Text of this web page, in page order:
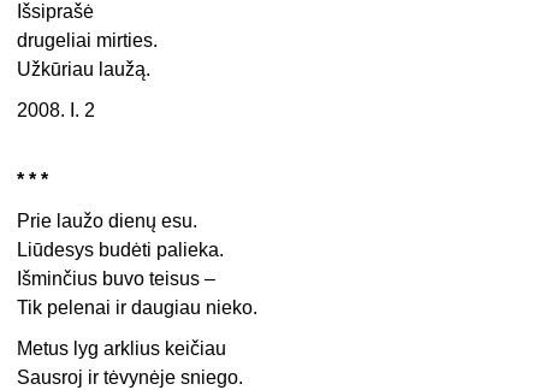
Išsiprašė
drugeliai mirties.
Užkūriau laužą.
2008. I. 2
* * *
Prie laužo dienų esu.
Liūdesys budėti palieka.
Išminčius buvo teisus –
Tik pelenai ir daugiau nieko.
Metus lyg arklius keičiau
Sausroj ir tėvynėje sniego.